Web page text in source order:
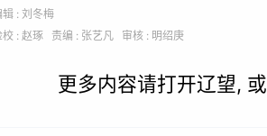
辑 : 刘冬梅
校 : 赵琢 责编 : 张艺凡 审核 : 明绍庚
更多内容请打开辽望, 或